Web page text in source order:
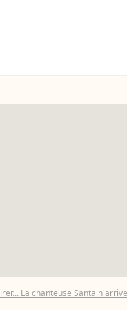
La chanteuse Santa